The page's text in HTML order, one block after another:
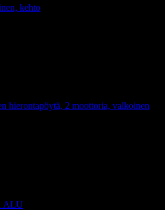
kehto
hierontapöytä, 2 moottoria, valkoinen
ALU